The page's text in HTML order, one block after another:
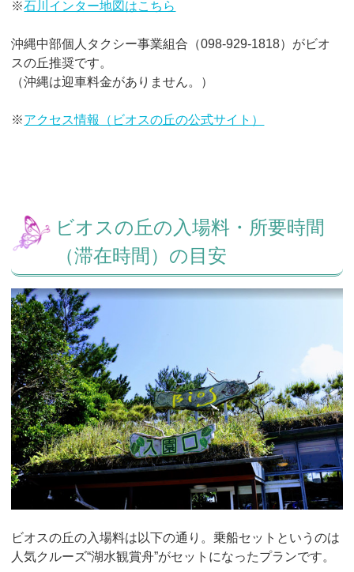
※石川インター地図はこちら
沖縄中部個人タクシー事業組合（098-929-1818）がビオ
スの丘推奨です。
（沖縄は迎車料金がありません。）
※アクセス情報（ビオスの丘の公式サイト）
ビオスの丘の入場料・所要時間
（滞在時間）の目安
ビオスの丘の入場料は以下の通り。乗船セットというのは
人気クルーズ“湖水観賞舟”がセットになったプランです。